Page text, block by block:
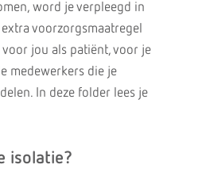
word je verpleegd in
voorzorgsmaatregel
jou als patiënt, voor je
medewerkers die je
In deze folder lees je
isolatie?